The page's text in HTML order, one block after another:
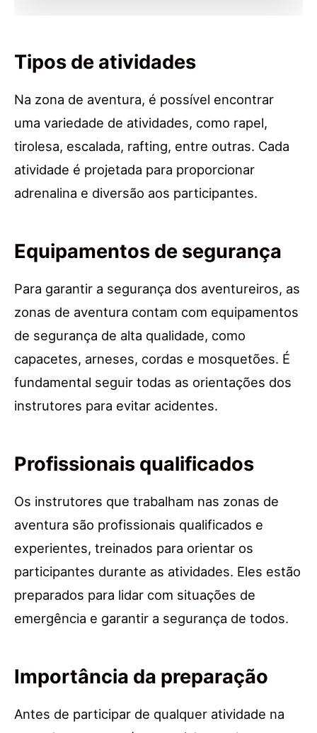
Tipos de atividades
Na zona de aventura, é possível encontrar
uma variedade de atividades, como rapel,
tirolesa, escalada, rafting, entre outras. Cada
atividade é projetada para proporcionar
adrenalina e diversão aos participantes.
Equipamentos de segurança
Para garantir a segurança dos aventureiros, as
zonas de aventura contam com equipamentos
de segurança de alta qualidade, como
capacetes, arneses, cordas e mosquetões. É
fundamental seguir todas as orientações dos
instrutores para evitar acidentes.
Profissionais qualificados
Os instrutores que trabalham nas zonas de
aventura são profissionais qualificados e
experientes, treinados para orientar os
participantes durante as atividades. Eles estão
preparados para lidar com situações de
emergência e garantir a segurança de todos.
Importância da preparação
Antes de participar de qualquer atividade na